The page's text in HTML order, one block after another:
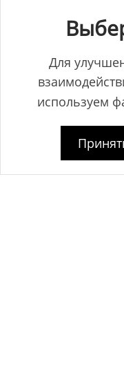
выданное Главным
Для
используем